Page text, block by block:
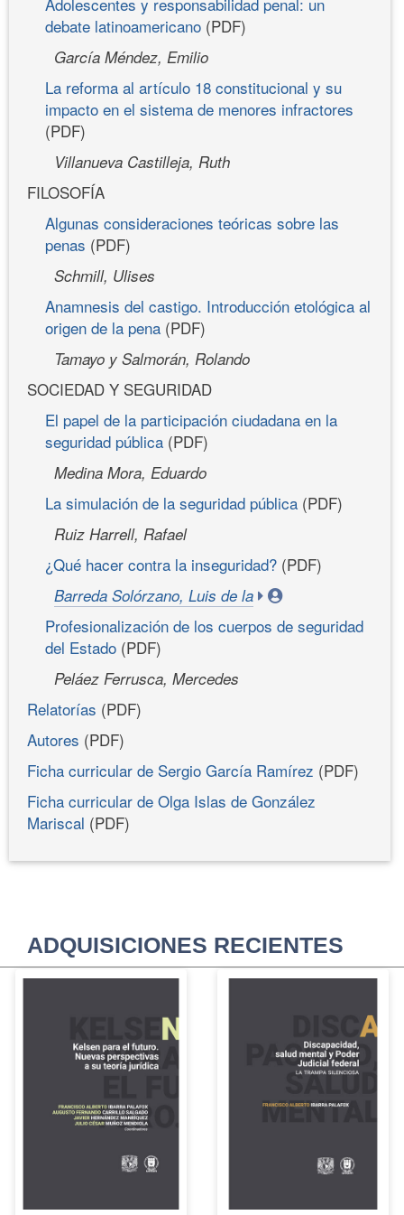
debate latinoamericano (PDF)
García Méndez, Emilio
La reforma al artículo 18 constitucional y su
impacto en el sistema de menores infractores
(PDF)
Villanueva Castilleja, Ruth
FILOSOFÍA
Algunas consideraciones teóricas sobre las
penas (PDF)
Schmill, Ulises
Anamnesis del castigo. Introducción etológica al
origen de la pena (PDF)
Tamayo y Salmorán, Rolando
SOCIEDAD Y SEGURIDAD
El papel de la participación ciudadana en la
seguridad pública (PDF)
Medina Mora, Eduardo
La simulación de la seguridad pública (PDF)
Ruiz Harrell, Rafael
¿Qué hacer contra la inseguridad? (PDF)
Barreda Solórzano, Luis de la
Profesionalización de los cuerpos de seguridad
del Estado (PDF)
Peláez Ferrusca, Mercedes
Relatorías (PDF)
Autores (PDF)
Ficha curricular de Sergio García Ramírez (PDF)
Ficha curricular de Olga Islas de González
Mariscal (PDF)
ADQUISICIONES RECIENTES